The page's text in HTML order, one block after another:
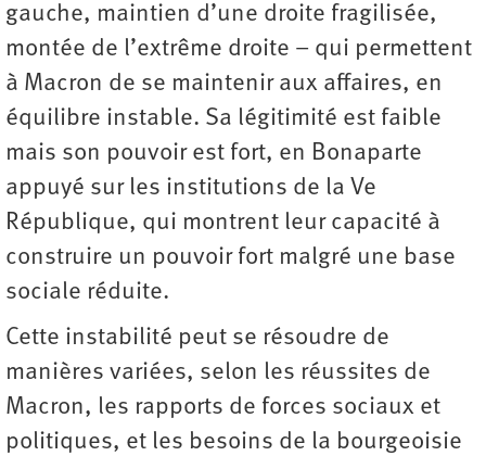
gauche, maintien d’une droite fragilisée,
montée de l’extrême droite – qui permettent
à Macron de se maintenir aux affaires, en
équilibre instable. Sa légitimité est faible
mais son pouvoir est fort, en Bonaparte
appuyé sur les institutions de la Ve
République, qui montrent leur capacité à
construire un pouvoir fort malgré une base
sociale réduite.
Cette instabilité peut se résoudre de
manières variées, selon les réussites de
Macron, les rapports de forces sociaux et
politiques, et les besoins de la bourgeoisie